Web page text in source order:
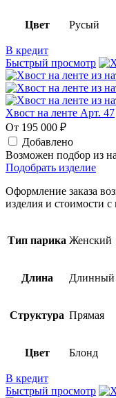
Цвет Русый
В кредит
Быстрый просмотр
Хвост на ленте Арт. 47
От 195 000 ₽
Добавлено
Возможен подбор из
Подобрать изделие
Оформление заказа
изделия и стоимости
Тип парика Женский
Длина Длинный
Структура Прямая
Цвет Блонд
В кредит
Быстрый просмотр